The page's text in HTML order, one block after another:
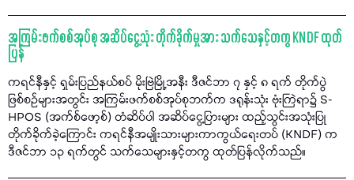
အကြမ်းဖက်စစ်အုပ်စု အဆိပ်ငွေ့သုံး တိုက်ခိုက်မှုအား သက်သေနှင့်တကွ KNDF ထုတ်
ပြန်
ကရင်နီနှင့် ရှမ်းပြည်နယ်စပ် မိုးဗြဲမြို့အနီး ဒီဇင်ဘာ ၇ နှင့် ၈ ရက် တိုက်ပွဲ
ဖြစ်စဉ်များအတွင်း အကြမ်းဖက်စစ်အုပ်စုဘက်က ဒရုန်းသုံး ဗုံးကြဲရာ၌ S-
HPOS (အက်စ်ဖော့စ်) တံဆိပ်ပါ အဆိပ်ငွေ့ပြားများ ထည့်သွင်းအသုံးပြု
တိုက်ခိုက်ခဲ့ကြောင်း ကရင်နီအမျိုးသားများကာကွယ်ရေးတပ် (KNDF) က
ဒီဇင်ဘာ ၁၃ ရက်တွင် သက်သေများနှင့်တကွ ထုတ်ပြန်လိုက်သည်။